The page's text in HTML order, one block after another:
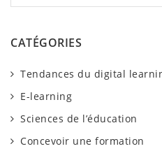
e
c
h
CATÉGORIES
Tendances du digital
E-learning
Sciences de l’éducation
Concevoir une formation